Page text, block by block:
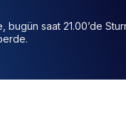
saat 21.00’de